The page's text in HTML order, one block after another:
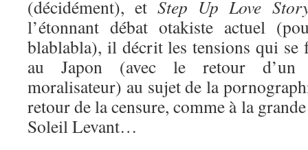
(décidément), etStep Up Love
l’étonnant débat otakiste actuel
blablabla), il décrit les tensions qui
au Japon (avec le retour d’un
moralisateur) au sujet de la
retour de la censure, comme à la
Soleil Levant…